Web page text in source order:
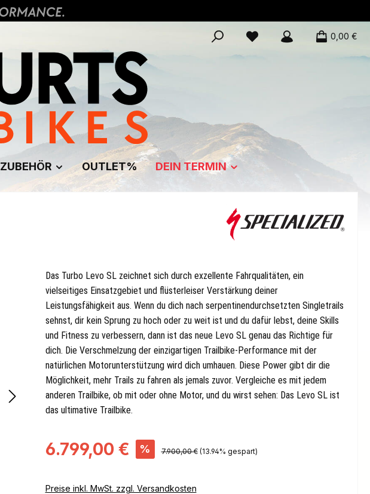
0,00 €
ZUBEHÖR OUTLET% DEIN TERMIN
Das Turbo Levo SL zeichnet sich durch exzellente Fahrqualitäten, ein
vielseitiges Einsatzgebiet und flüsterleiser Verstärkung deiner
Leistungsfähigkeit aus. Wenn du dich nach serpentinendurchsetzten Singletrails
sehnst, dir kein Sprung zu hoch oder zu weit ist und du dafür lebst, deine Skills
und Fitness zu verbessern, dann ist das neue Levo SL genau das Richtige für
dich. Die Verschmelzung der einzigartigen Trailbike-Performance mit der
natürlichen Motorunterstützung wird dich umhauen. Diese Power gibt dir die
Möglichkeit, mehr Trails zu fahren als jemals zuvor. Vergleiche es mit jedem
anderen Trailbike, ob mit oder ohne Motor, und du wirst sehen: Das Levo SL ist
das ultimative Trailbike.
Verkaufspreis:
6.799,00 € % Regulärer Preis:
7.900,00 € (13.94% gespart)
Preise inkl. MwSt. zzgl. Versandkosten